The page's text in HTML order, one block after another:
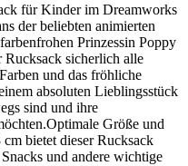
für Kinder im Dreamworks
der beliebten animierten
Prinzessin Poppy
sicherlich alle
und das fröhliche
absoluten Lieblingsstück
sind und ihre
Größe und
bietet dieser Rucksack
und andere wichtige